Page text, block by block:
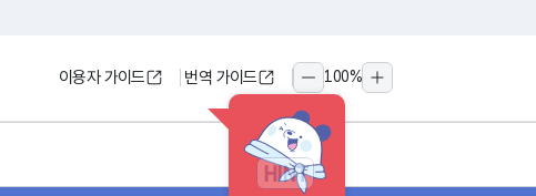
HINT
이용자 가이드 번역 가이드
축소
100%
확대